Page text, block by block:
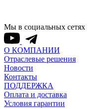
Мы в социальных сетях
О КОМПАНИИ
Отраслевые решения
Новости
Контакты
ПОДДЕРЖКА
Оплата и доставка
Условия гарантии